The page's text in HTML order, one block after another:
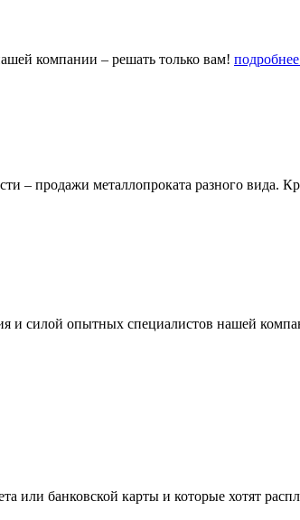
компании – решать только вам!
– продажи металлопроката разного вида.
и силой опытных специалистов нашей
или банковской карты и которые хотят